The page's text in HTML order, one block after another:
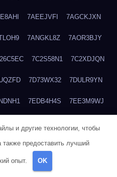
7AEEJVFI 7AGCKJXN
7ANGKL8Z 7AOR3BJY
7C2S58N1 7C2XDJQN
7D73WX32 7DULR9YN
7EDB4H4S 7EE3M9WJ
7GDV0B8J 7GER99GF
7IAYUF4X
и другие технологии, чтобы
предоставить лучший
опыт. OK